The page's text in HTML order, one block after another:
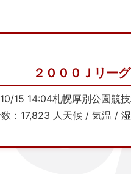
２０００Ｊリー
15 14:04札幌厚別公園競
：17,823 人 天候 / 気温 /